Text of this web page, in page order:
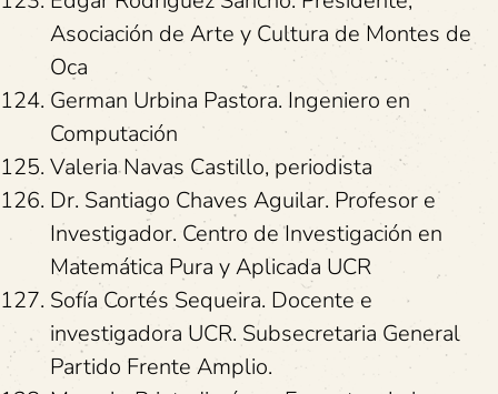
Asociación de Arte y Cultura de Montes de
Oca
German Urbina Pastora. Ingeniero en
Computación
Valeria Navas Castillo, periodista
Dr. Santiago Chaves Aguilar. Profesor e
Investigador. Centro de Investigación en
Matemática Pura y Aplicada UCR
Sofía Cortés Sequeira. Docente e
investigadora UCR. Subsecretaria General
Partido Frente Amplio.